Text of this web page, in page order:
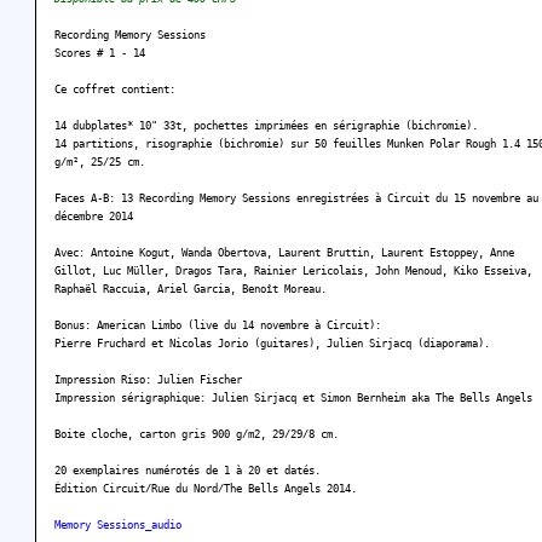
Recording Memory Sessions
Scores # 1 - 14
Ce coffret contient:
14 dubplates* 10" 33t, pochettes imprimées en sérigraphie (bichromie).
14 partitions, risographie (bichromie) sur 50 feuilles Munken Polar Rough 1.4
g/m², 25/25 cm.
Faces A-B: 13 Recording Memory Sessions enregistrées à Circuit du 15 novembre au
décembre 2014
Avec: Antoine Kogut, Wanda Obertova, Laurent Bruttin, Laurent Estoppey, Anne
Gillot, Luc Müller, Dragos Tara, Rainier Lericolais, John Menoud, Kiko Esseiva,
Raphaël Raccuia, Ariel Garcia, Benoît Moreau.
Bonus: American Limbo (live du 14 novembre à Circuit):
Pierre Fruchard et Nicolas Jorio (guitares), Julien Sirjacq (diaporama).
Impression Riso: Julien Fischer
Impression sérigraphique: Julien Sirjacq et Simon Bernheim aka The Bells Angels
Boite cloche, carton gris 900 g/m2, 29/29/8 cm.
20 exemplaires numérotés de 1 à 20 et datés.
Édition Circuit/Rue du Nord/The Bells Angels 2014.
Memory Sessions_audio